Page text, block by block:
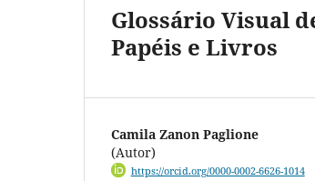
Glossário Visual
Papéis e Livros
Camila Zanon Paglione
(Autor)
https://orcid.org/0000-0002-6626-1014